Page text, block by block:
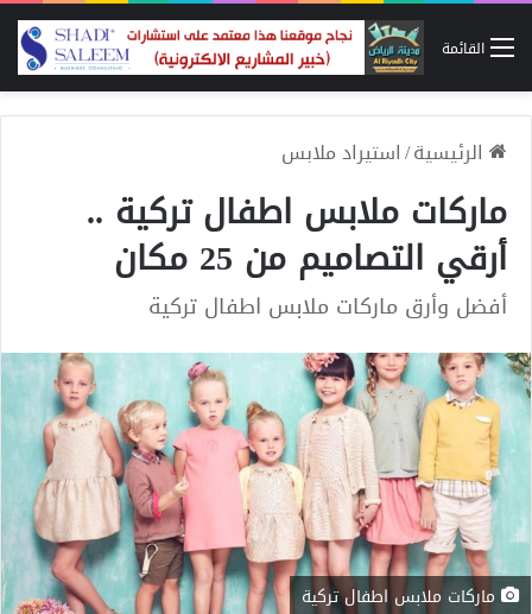
القائمة
الرئيسية/استيراد ملابس
ماركات ملابس اطفال تركية ..
أرقي التصاميم من 25 مكان
أفضل وأرق ماركات ملابس اطفال تركية
ماركات ملابس اطفال تركية